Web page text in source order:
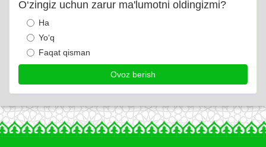
O‘zingiz uchun zarur ma'lumotni oldingizmi?
Ha
Yo‘q
Faqat qisman